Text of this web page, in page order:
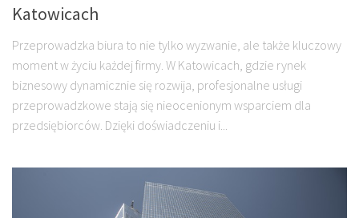
Katowicach
Przeprowadzka biura to nie tylko wyzwanie, ale także kluczowy
moment w życiu każdej firmy. W Katowicach, gdzie rynek
biznesowy dynamicznie się rozwija, profesjonalne usługi
przeprowadzkowe stają się nieocenionym wsparciem dla
przedsiębiorców. Dzięki doświadczeniu i...